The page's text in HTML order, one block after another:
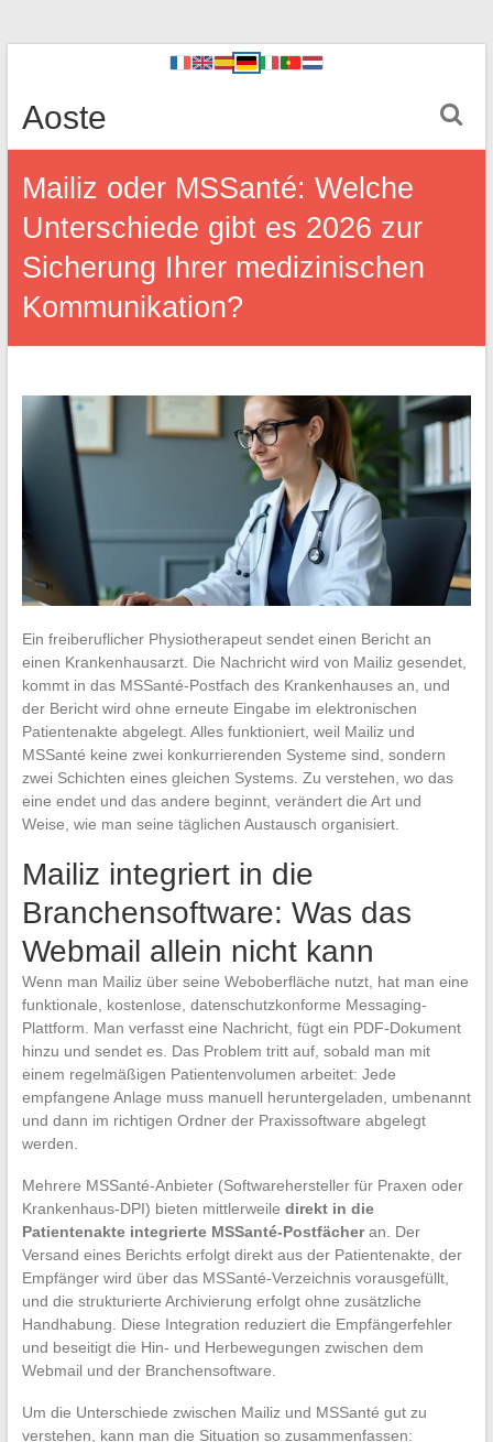
Aoste
Mailiz oder MSSanté: Welche
Unterschiede gibt es 2026 zur
Sicherung Ihrer medizinischen
Kommunikation?
Ein freiberuflicher Physiotherapeut sendet einen Bericht an
einen Krankenhausarzt. Die Nachricht wird von Mailiz gesendet,
kommt in das MSSanté-Postfach des Krankenhauses an, und
der Bericht wird ohne erneute Eingabe im elektronischen
Patientenakte abgelegt. Alles funktioniert, weil Mailiz und
MSSanté keine zwei konkurrierenden Systeme sind, sondern
zwei Schichten eines gleichen Systems. Zu verstehen, wo das
eine endet und das andere beginnt, verändert die Art und
Weise, wie man seine täglichen Austausch organisiert.
Mailiz integriert in die
Branchensoftware: Was das
Webmail allein nicht kann
Wenn man Mailiz über seine Weboberfläche nutzt, hat man eine
funktionale, kostenlose, datenschutzkonforme Messaging-
Plattform. Man verfasst eine Nachricht, fügt ein PDF-Dokument
hinzu und sendet es. Das Problem tritt auf, sobald man mit
einem regelmäßigen Patientenvolumen arbeitet: Jede
empfangene Anlage muss manuell heruntergeladen, umbenannt
und dann im richtigen Ordner der Praxissoftware abgelegt
werden.
Mehrere MSSanté-Anbieter (Softwarehersteller für Praxen oder
Krankenhaus-DPI) bieten mittlerweile direkt in die
Patientenakte integrierte MSSanté-Postfächeran. Der
Versand eines Berichts erfolgt direkt aus der Patientenakte, der
Empfänger wird über das MSSanté-Verzeichnis vorausgefüllt,
und die strukturierte Archivierung erfolgt ohne zusätzliche
Handhabung. Diese Integration reduziert die Empfängerfehler
und beseitigt die Hin- und Herbewegungen zwischen dem
Webmail und der Branchensoftware.
Um die Unterschiede zwischen Mailiz und MSSanté gut zu
verstehen, kann man die Situation so zusammenfassen: